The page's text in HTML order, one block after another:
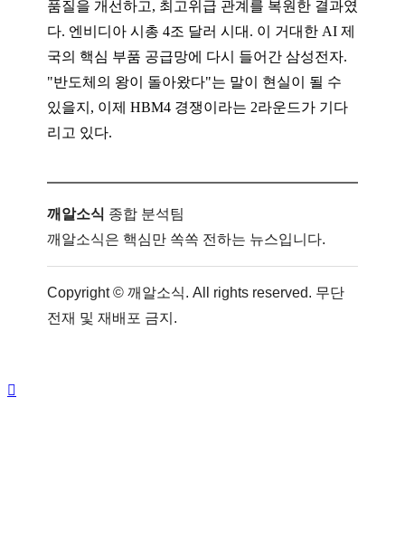
품질을 개선하고, 최고위급 관계를 복원한 결과였
다. 엔비디아 시총 4조 달러 시대. 이 거대한 AI 제
국의 핵심 부품 공급망에 다시 들어간 삼성전자.
"반도체의 왕이 돌아왔다"는 말이 현실이 될 수
있을지, 이제 HBM4 경쟁이라는 2라운드가 기다
리고 있다.
깨알소식 종합 분석팀
깨알소식은 핵심만 쏙쏙 전하는 뉴스입니다.
Copyright © 깨알소식. All rights reserved. 무단
전재 및 재배포 금지.